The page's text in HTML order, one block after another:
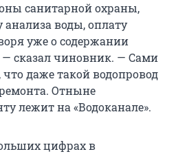
санитарной охраны,
воды, оплату
уже о содержании
— сказал чиновник. — Сами
даже такой водопровод
Отныне
лежит на «Водоканале».
цифрах в